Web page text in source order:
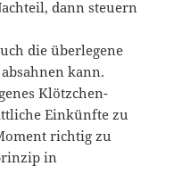
dann steuern
die überlegene
kann.
Klötzchen-
Einkünfte zu
richtig zu
in